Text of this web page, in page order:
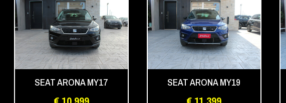
SEAT ARONA MY17 SEAT ARONA MY19